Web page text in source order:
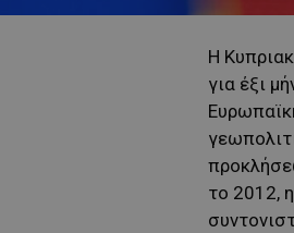
Η
για έξι
το 2012,